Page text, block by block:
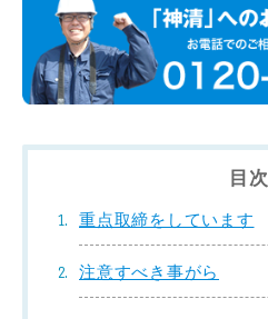
目次
重点取締をしています
注意すべき事がら